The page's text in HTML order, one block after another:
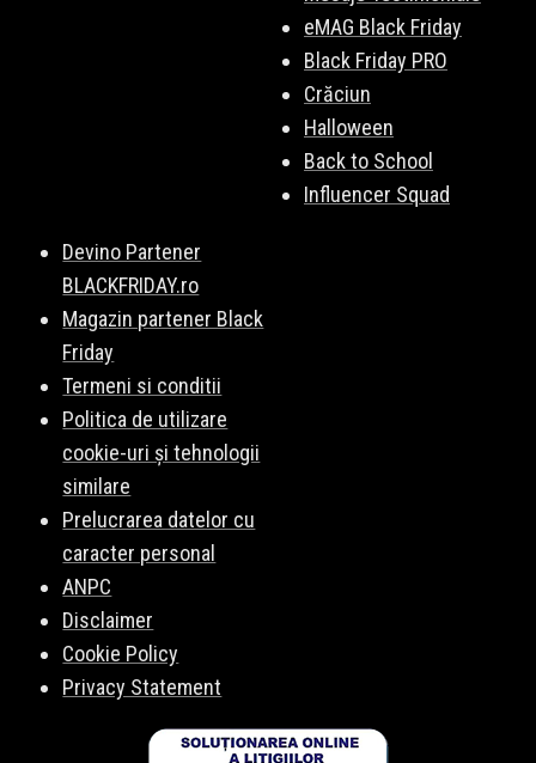
eMAG Black Friday
Black Friday PRO
Crăciun
Halloween
Back to School
Influencer Squad
Devino Partener
BLACKFRIDAY.ro
Magazin partener Black
Friday
Termeni si conditii
Politica de utilizare
cookie-uri și tehnologii
similare
Prelucrarea datelor cu
caracter personal
ANPC
Disclaimer
Cookie Policy
Privacy Statement